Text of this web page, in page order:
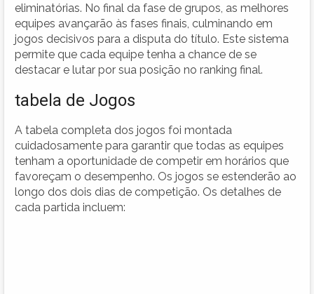
eliminatórias. No final da fase de grupos, as melhores
equipes avançarão às fases finais, culminando em
jogos decisivos para a disputa do título. Este sistema
permite que cada equipe tenha a chance de se
destacar e lutar por sua posição no ranking final.
tabela de Jogos
A tabela completa dos jogos foi montada
cuidadosamente para garantir que todas as equipes
tenham a oportunidade de competir em horários que
favoreçam o desempenho. Os jogos se estenderão ao
longo dos dois dias de competição. Os detalhes de
cada partida incluem: